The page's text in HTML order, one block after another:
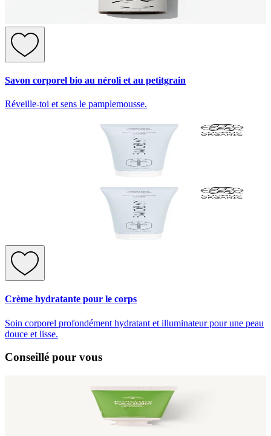
Savon corporel bio au néroli et au petitgrain
Réveille-toi et sens le pamplemousse.
Crème hydratante pour le corps
Soin corporel profondément hydratant et illuminateur pour une peau
douce et lisse.
Conseillé pour vous